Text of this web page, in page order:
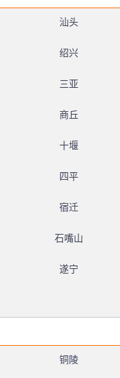
汕头
绍兴
三亚
商丘
十堰
四平
宿迁
石嘴山
遂宁
铜陵